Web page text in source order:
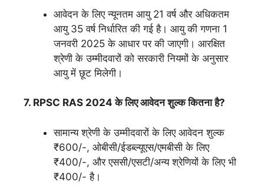
आवेदन के लिए न्यूनतम आयु 21 वर्ष और अधिकतम
आयु 35 वर्ष निर्धारित की गई है। आयु की गणना 1
जनवरी 2025 के आधार पर की जाएगी। आरक्षित
श्रेणी के उम्मीदवारों को सरकारी नियमों के अनुसार
आयु में छूट मिलेगी।
7. RPSC RAS 2024 के लिए आवेदन शुल्क कितना है?
सामान्य श्रेणी के उम्मीदवारों के लिए आवेदन शुल्क
₹600/-, ओबीसी/ईडब्ल्यूएस/एमबीसी के लिए
₹400/-, और एससी/एसटी/अन्य श्रेणियों के लिए भी
₹400/- है।